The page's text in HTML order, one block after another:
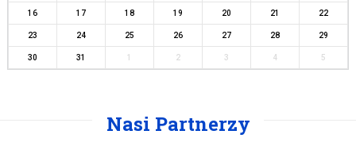
16 17 18 19 20 21 22
23 24 25 26 27 28 29
30 31 2 3 4 5
Nasi Partnerzy